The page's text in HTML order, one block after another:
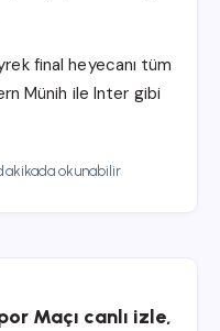
final heyecanı tüm
Münih ile Inter gibi
okunabilir
Maçı canlı izle,